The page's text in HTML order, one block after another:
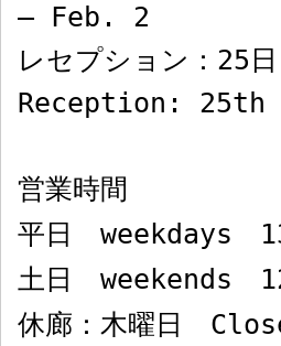
– Feb. 2
レセプション： 25
Reception: 25th
営業時間
平日 weekdays
土日 weekends
休廊：木曜日